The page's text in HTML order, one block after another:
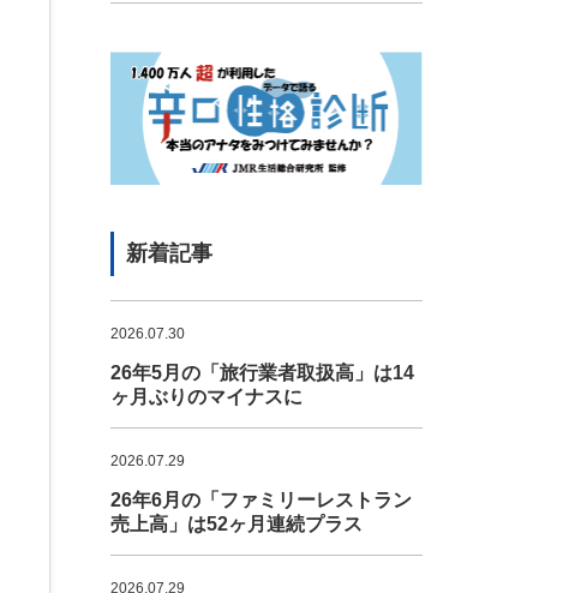
新着記事
2026.07.30
26年5月の「旅行業者取扱高」は14
ヶ月ぶりのマイナスに
2026.07.29
26年6月の「ファミリーレストラン
売上高」は52ヶ月連続プラス
2026.07.29